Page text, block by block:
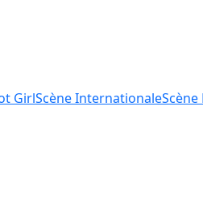
GirlScèneInternationaleScène